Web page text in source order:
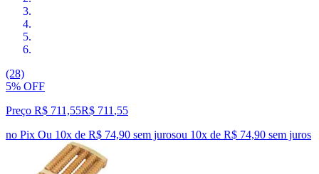
(28)
5% OFF
Preço R$ 711,55R$ 711 ,55
no Pix Ou 10x de R$ 74,90 sem jurosou 10x de R$ 74,90 sem juros